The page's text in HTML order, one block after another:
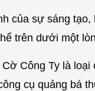
của sự sáng
trên dưới một
Công Ty là
cụ quảng bá